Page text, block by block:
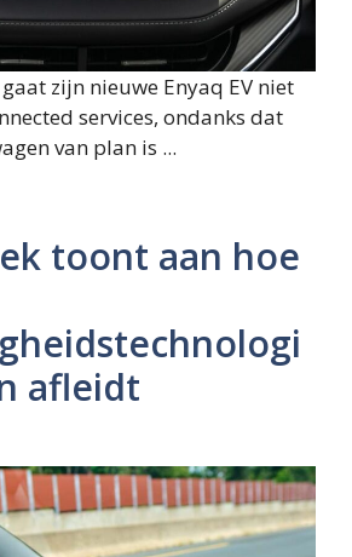
zijn nieuwe Enyaq EV niet
services, ondanks dat
van plan is ...
toont aan hoe
afleidt